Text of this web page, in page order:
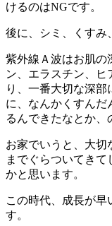
けるのはNGです。
後に、シミ、くすみ
紫外線Ａ波はお肌の
ン、エラスチン、ヒ
り、一番大切な深
に、なんかくすんだ
るんできたなとか、
お家でいうと、大切
までぐらついてき
かと思います。
この時代、成長が早
す。